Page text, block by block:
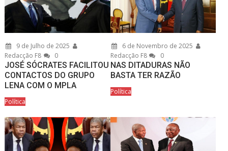
9 de Julho de 2025
Redacção F8
0
JOSÉ SÓCRATES FACILITOU
CONTACTOS DO GRUPO
LENA COM O MPLA
Política
6 de Novembro de 2025
Redacção F8
0
NAS DITADURAS NÃO
BASTA TER RAZÃO
Política